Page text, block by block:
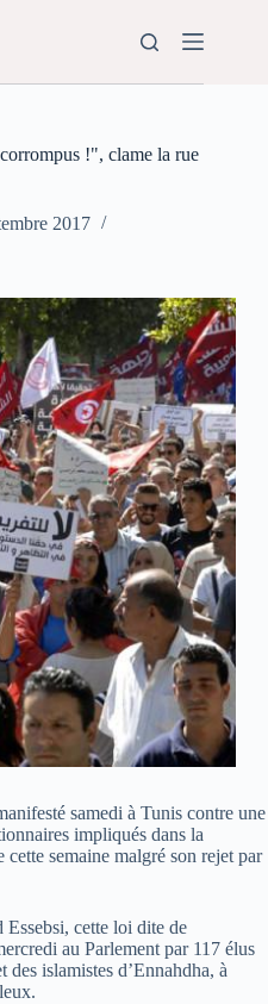
!", clame la rue
2017
samedi à Tunis contre une
impliqués dans la
semaine malgré son rejet par
cette loi dite de
au Parlement par 117 élus
islamistes d’Ennahdha, à